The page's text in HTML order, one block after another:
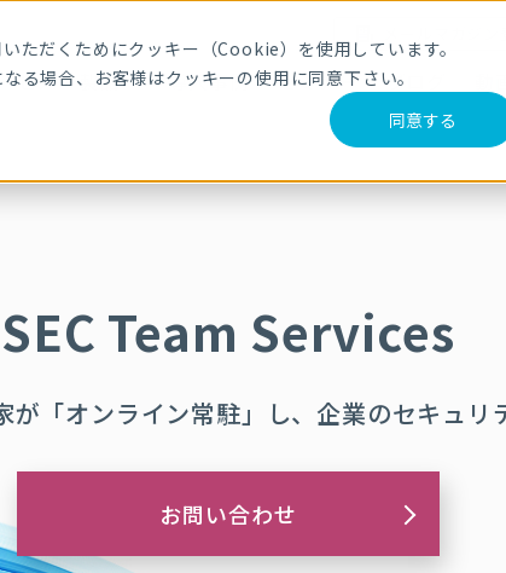
ただくためにクッキー（Cookie）を使用しています。
る場合、お客様はクッキーの使用に同意下さい。
同意する
メールマガジ
ビス・製品 導入事例 セミナー ブログ
SEC Team Services
が「オンライン常駐」し、企業のセキュリ
お問い合わせ